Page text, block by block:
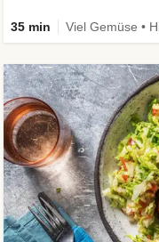
35 min Viel Gemüse •